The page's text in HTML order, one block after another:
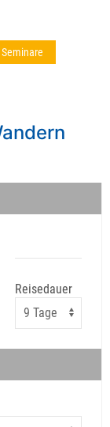
Reisedauer